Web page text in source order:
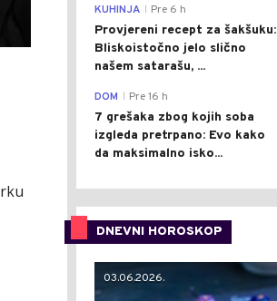
KUHINJA Pre 6 h
Provjereni recept za šakšuku:
Bliskoistočno jelo slično
našem satarašu, ...
DOM Pre 16 h
7 grešaka zbog kojih soba
izgleda pretrpano: Evo kako
da maksimalno isko...
DNEVNI HOROSKOP
03.06.2026.